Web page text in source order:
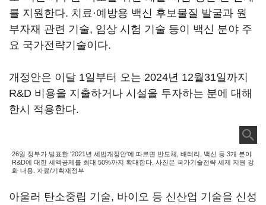
를 지원한다. 치료·예방용 백신 후보물질 발굴과 원
부자재 관련 기술, 임상 시험 기술 등이 백신 분야 주
요 국가전략기술이다.
개정안은 이달 1일부터 오는 2024년 12월31일까지
R&D 비용을 지출하거나 시설을 투자하는 분에 대해
한시 적용한다.
26일 정부가 발표한 '2021년 세법개정안'에 따르면 반도체, 배터리, 백신 등 3개 분야
R&D에 대한 세액공제를 최대 50%까지 확대한다. 사진은 국가기술전략 세제 지원 강
화 내용. 자료/기획재정부
아울러 탄소중립 기술, 바이오 등 신산업 기술을 신성